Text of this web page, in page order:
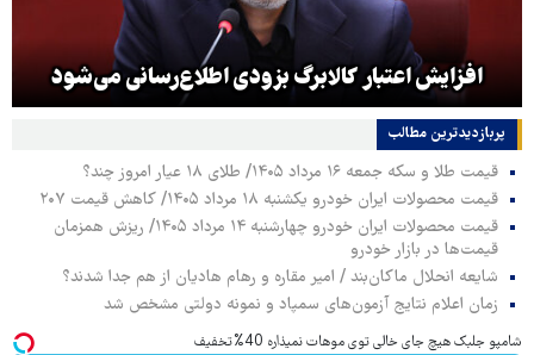
افزایش اعتبار کالابرگ بزودی اطلاع‌رسانی می‌شود
پربازدیدترین‌ مطالب
قیمت طلا و سکه جمعه ۱۶ مرداد ۱۴۰۵/ طلای ۱۸ عیار امروز چند؟
قیمت محصولات ایران خودرو یکشنبه ۱۸ مرداد ۱۴۰۵/ کاهش قیمت ۲۰۷
قیمت محصولات ایران خودرو چهارشنبه ۱۴ مرداد ۱۴۰۵/ ریزش همزمان
قیمت‌ها در بازار خودرو
شایعه انحلال ماکان‌بند / امیر مقاره و رهام هادیان از هم جدا شدند؟
زمان اعلام نتایج آزمون‌های سمپاد و نمونه دولتی مشخص شد
شامپو جلبک هیچ جای خالی توی موهات نمیذاره 40%تخفیف